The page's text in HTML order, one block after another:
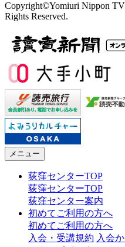
Copyright©Yomiuri Nippon
Rights Reserved.
メニュー
荻窪センターTOP
荻窪センターTOP
荻窪センター案内
初めてご利用の方へ
初めてご利用の方へ
入会・受講規約 入会